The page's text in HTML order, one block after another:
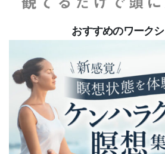
おすすめのワーク